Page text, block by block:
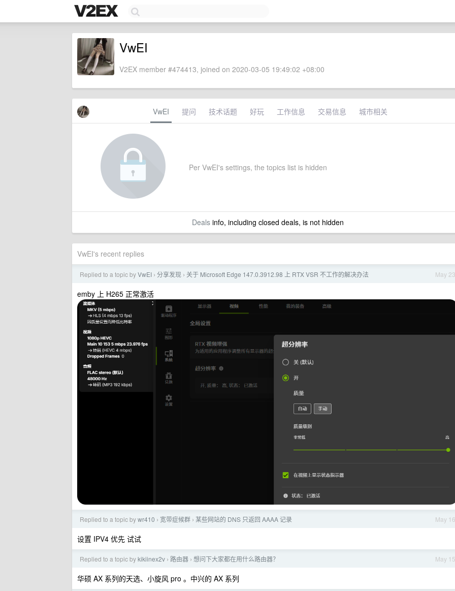
VwEI
V2EX member #474413, joined on 2020-03-05 19:49:02 +08:00
VwEI 提问 技术话题 好玩 工作信息 交易信息 城市相关
Per VwEI's settings, the topics list is hidden
Dealsinfo, including closed deals, is not hidden
VwEI's recent replies
May 23
Replied to a topic byVwEI › 分享发现 › 关于 Microsoft Edge 147.0.3912.98 上 RTX VSR 不工作的解决办法
emby 上 H265 正常激活
May 16
Replied to a topic bywr410 › 宽带症候群 › 某些网站的 DNS 只返回 AAAA 记录
设置 IPV4 优先 试试
May 15
Replied to a topic bykikiinex2v › 路由器 › 想问下大家都在用什么路由器？
华硕 AX 系列的天选、小旋风 pro 。中兴的 AX 系列